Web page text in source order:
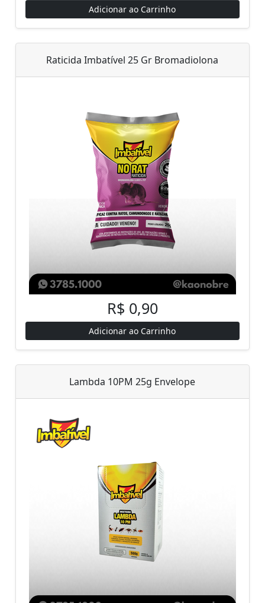
Adicionar ao Carrinho
Raticida Imbatível 25 Gr Bromadiolona
R$ 0,90
Adicionar ao Carrinho
Lambda 10PM 25g Envelope